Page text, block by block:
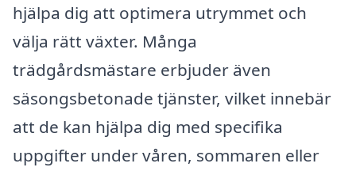
hjälpa dig att optimera utrymmet och
välja rätt växter. Många
trädgårdsmästare erbjuder även
säsongsbetonade tjänster, vilket innebär
att de kan hjälpa dig med specifika
uppgifter under våren, sommaren eller